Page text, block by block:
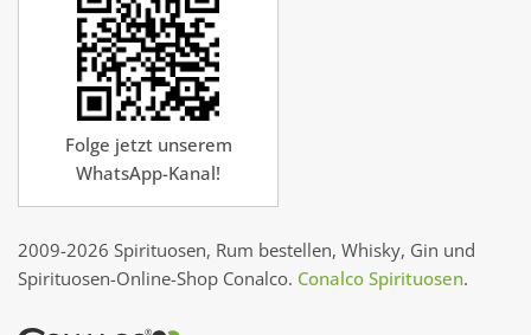
Folge jetzt unserem
WhatsApp-Kanal!
2009-2026 Spirituosen, Rum bestellen, Whisky, Gin und
Spirituosen-Online-Shop Conalco. Conalco Spirituosen.